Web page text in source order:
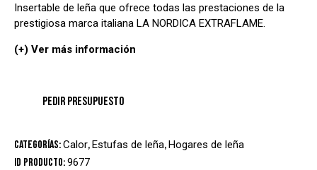
Insertable de leña que ofrece todas las prestaciones de la
prestigiosa marca italiana LA NORDICA EXTRAFLAME.
(+) Ver más información
Categorías:Calor,Estufas de leña,Hogares de leña
ID producto:9677